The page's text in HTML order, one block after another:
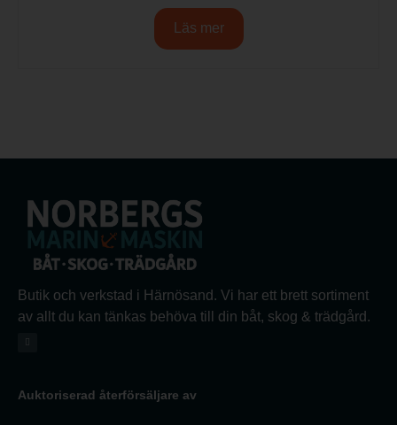
Läs mer
Butik och verkstad i Härnösand. Vi har ett brett sortiment
av allt du kan tänkas behöva till din båt, skog & trädgård.
Auktoriserad återförsäljare av